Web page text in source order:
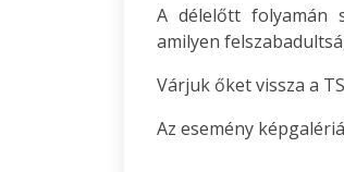
A délelőtt folyamán
amilyen
Várjuk őket vissza a
Az esemény